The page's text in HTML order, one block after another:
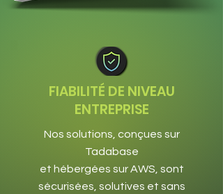
FIABILITÉ DE NIVEAU
ENTREPRISE
Nos solutions, conçues sur
Tadabase
et hébergées sur AWS, sont
sécurisées, solutives et sans